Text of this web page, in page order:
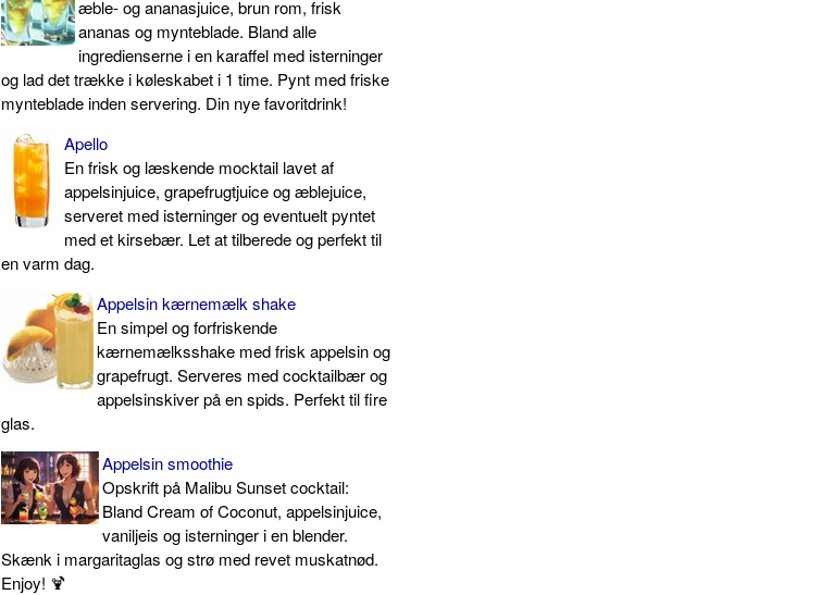
æble- og ananasjuice, brun rom, frisk
ananas og mynteblade. Bland alle
ingredienserne i en karaffel med isterninger
og lad det trække i køleskabet i 1 time. Pynt med friske
mynteblade inden servering. Din nye favoritdrink!
Apello
En frisk og læskende mocktail lavet af
appelsinjuice, grapefrugtjuice og æblejuice,
serveret med isterninger og eventuelt pyntet
med et kirsebær. Let at tilberede og perfekt til
en varm dag.
Appelsin kærnemælk shake
En simpel og forfriskende
kærnemælksshake med frisk appelsin og
grapefrugt. Serveres med cocktailbær og
appelsinskiver på en spids. Perfekt til fire
glas.
Appelsin smoothie
Opskrift på Malibu Sunset cocktail:
Bland Cream of Coconut, appelsinjuice,
vaniljeis og isterninger i en blender.
Skænk i margaritaglas og strø med revet muskatnød.
Enjoy! 🍹